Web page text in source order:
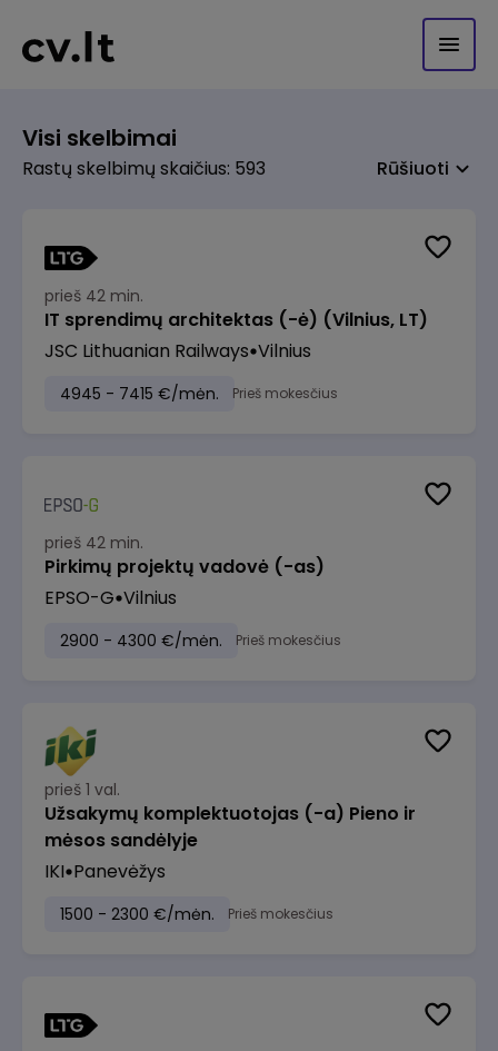
Visi skelbimai
Rastų skelbimų skaičius: 593 Rūšiuoti
prieš 42 min.
IT sprendimų architektas (-ė) (Vilnius, LT)
JSC Lithuanian Railways Vilnius
4945 - 7415 €/mėn. Prieš mokesčius
prieš 42 min.
Pirkimų projektų vadovė (-as)
EPSO-G Vilnius
2900 - 4300 €/mėn. Prieš mokesčius
prieš 1 val.
Užsakymų komplektuotojas (-a) Pieno ir
mėsos sandėlyje
IKI Panevėžys
1500 - 2300 €/mėn. Prieš mokesčius